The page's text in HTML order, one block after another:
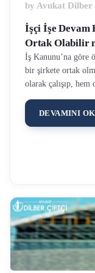
by Avukat Dilber
İşçi İşe Devam
Ortak Olabilir
İş Kanunu’na göre
bir şirkete ortak
olarak çalışıp,
sözleşmesidir. İş
ortak olarak
sözleşmesinde
taahhüt etmişse bu
genel …
DEVAMINI